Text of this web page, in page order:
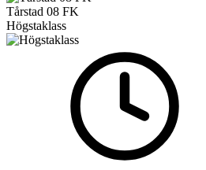
Tårstad 08 FK
Högstaklass